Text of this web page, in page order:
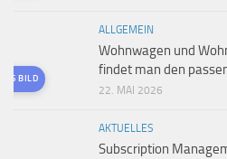
BILD
ALLGEMEIN
Wohnwagen und
findet man den
22. MAI 2026
AKTUELLES
Subscription